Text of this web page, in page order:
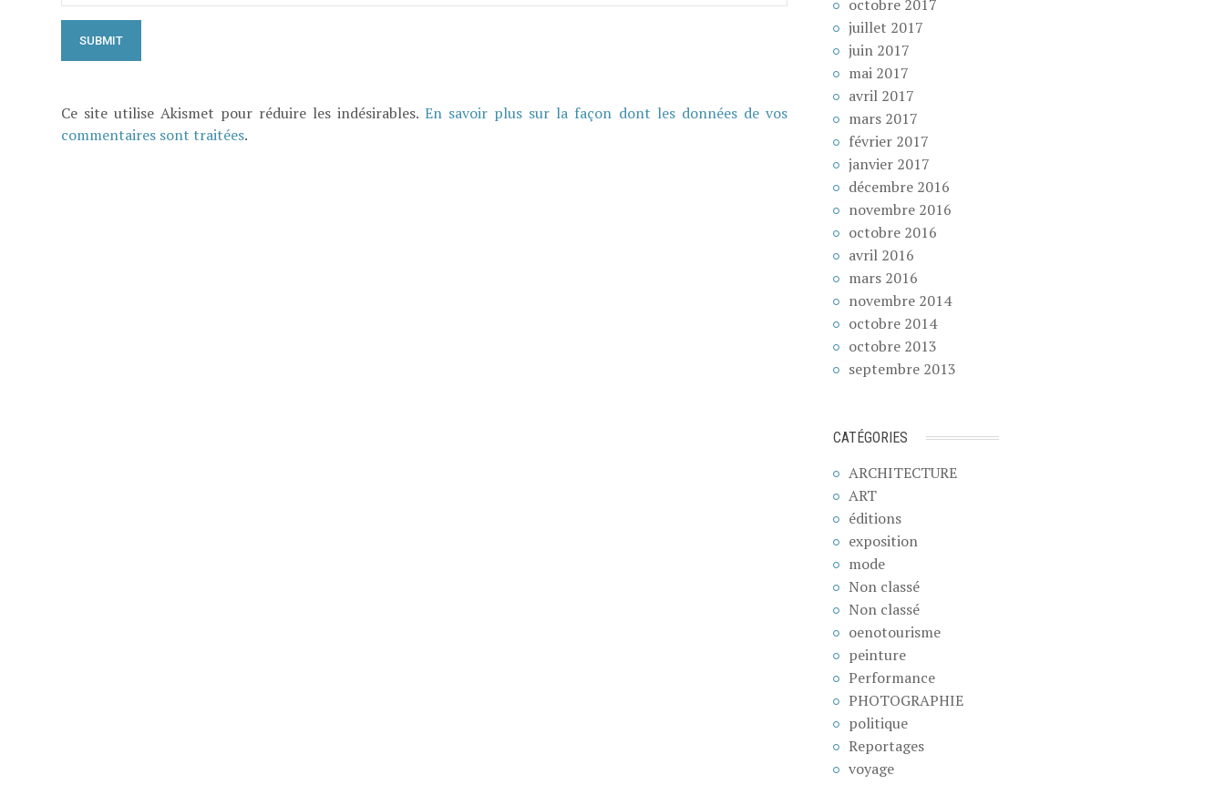
Ce site utilise Akismet pour réduire les indésirables.En savoir plus sur la façon dont les données de vos
commentaires sont traitées.
octobre 2017
juillet 2017
juin 2017
mai 2017
avril 2017
mars 2017
février 2017
janvier 2017
décembre 2016
novembre 2016
octobre 2016
avril 2016
mars 2016
novembre 2014
octobre 2014
octobre 2013
septembre 2013
CATÉGORIES
ARCHITECTURE
ART
éditions
exposition
mode
Non classé
Non classé
oenotourisme
peinture
Performance
PHOTOGRAPHIE
politique
Reportages
voyage